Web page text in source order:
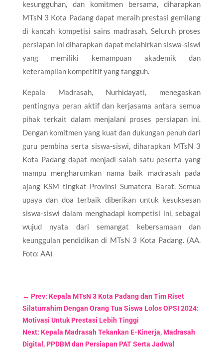
kesungguhan, dan komitmen bersama, diharapkan
MTsN 3 Kota Padang dapat meraih prestasi gemilang
di kancah kompetisi sains madrasah. Seluruh proses
persiapan ini diharapkan dapat melahirkan siswa-siswi
yang memiliki kemampuan akademik dan
keterampilan kompetitif yang tangguh.
Kepala Madrasah, Nurhidayati, menegaskan
pentingnya peran aktif dan kerjasama antara semua
pihak terkait dalam menjalani proses persiapan ini.
Dengan komitmen yang kuat dan dukungan penuh dari
guru pembina serta siswa-siswi, diharapkan MTsN 3
Kota Padang dapat menjadi salah satu peserta yang
mampu mengharumkan nama baik madrasah pada
ajang KSM tingkat Provinsi Sumatera Barat. Semua
upaya dan doa terbaik diberikan untuk kesuksesan
siswa-siswi dalam menghadapi kompetisi ini, sebagai
wujud nyata dari semangat kebersamaan dan
keunggulan pendidikan di MTsN 3 Kota Padang. (AA.
Foto: AA)
← Prev: Kepala MTsN 3 Kota Padang dan Tim Riset
Silaturrahim Dengan Orang Tua Siswa Lolos OPSI 2024:
Motivasi Untuk Prestasi Lebih Tinggi
Next: Kepala Madrasah Tekankan E-Kinerja, Madrasah
Digital, PPDBM dan Persiapan PAT Serta Jadwal